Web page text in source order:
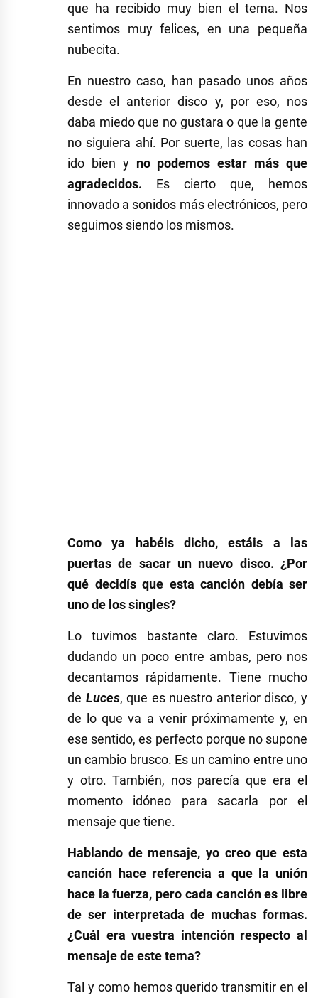
que ha recibido muy bien el tema. Nos
sentimos muy felices, en una pequeña
nubecita.
En nuestro caso, han pasado unos años
desde el anterior disco y, por eso, nos
daba miedo que no gustara o que la gente
no siguiera ahí. Por suerte, las cosas han
ido bien y no podemos estar más que
agradecidos. Es cierto que, hemos
innovado a sonidos más electrónicos, pero
seguimos siendo los mismos.
Como ya habéis dicho, estáis a las
puertas de sacar un nuevo disco. ¿Por
qué decidís que esta canción debía ser
uno de los singles?
Lo tuvimos bastante claro. Estuvimos
dudando un poco entre ambas, pero nos
decantamos rápidamente. Tiene mucho
de Luces, que es nuestro anterior disco, y
de lo que va a venir próximamente y, en
ese sentido, es perfecto porque no supone
un cambio brusco. Es un camino entre uno
y otro. También, nos parecía que era el
momento idóneo para sacarla por el
mensaje que tiene.
Hablando de mensaje, yo creo que esta
canción hace referencia a que la unión
hace la fuerza, pero cada canción es libre
de ser interpretada de muchas formas.
¿Cuál era vuestra intención respecto al
mensaje de este tema?
Tal y como hemos querido transmitir en el